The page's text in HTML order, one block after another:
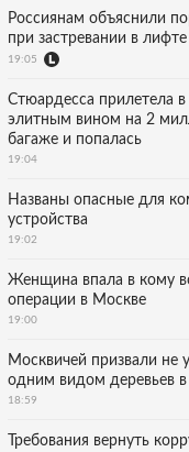
Россиянам объяснили
при застревании в лифте
19:05
Стюардесса прилетела
элитным вином на 2
багаже и попалась
19:04
Названы опасные для
устройства
19:02
Женщина впала в кому
операции в Москве
19:00
Москвичей призвали не
одним видом деревьев в
18:59
Требования вернуть